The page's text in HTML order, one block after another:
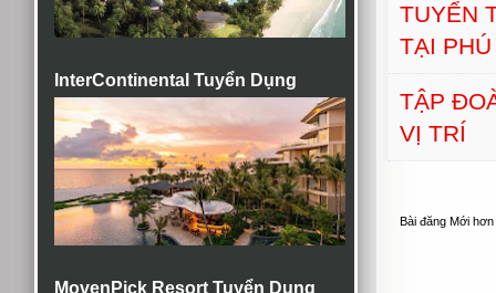
InterContinental Tuyển Dụng
MovenPick Resort Tuyển Dụng
TUYỂN
TẠI
TẬP
VỊ TRÍ
Bài đăng Mới hơn